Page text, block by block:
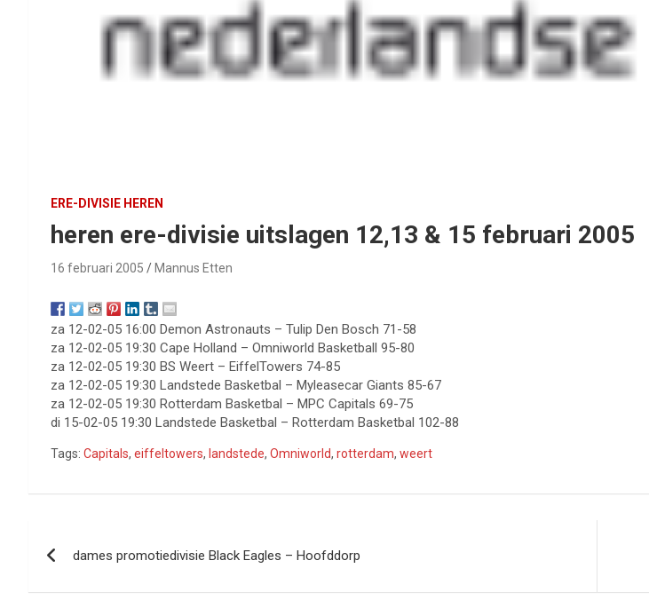
ERE-DIVISIE HEREN
heren ere-divisie uitslagen 12,13 & 15 februari 2005
16 februari 2005 Mannus Etten
za 12-02-05 16:00 Demon Astronauts – Tulip Den Bosch 71-58
za 12-02-05 19:30 Cape Holland – Omniworld Basketball 95-80
za 12-02-05 19:30 BS Weert – EiffelTowers 74-85
za 12-02-05 19:30 Landstede Basketbal – Myleasecar Giants 85-67
za 12-02-05 19:30 Rotterdam Basketbal – MPC Capitals 69-75
di 15-02-05 19:30 Landstede Basketbal – Rotterdam Basketbal 102-88
Tags: Capitals, eiffeltowers, landstede, Omniworld, rotterdam, weert
navigatie
dames promotiedivisie Black Eagles – Hoofddorp